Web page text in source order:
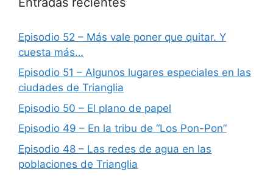
Episodio 52 – Más vale poner que quitar. Y
cuesta más…
Episodio 51 – Algunos lugares especiales en las
ciudades de Trianglia
Episodio 50 – El plano de papel
Episodio 49 – En la tribu de “Los Pon-Pon”
Episodio 48 – Las redes de agua en las
poblaciones de Trianglia